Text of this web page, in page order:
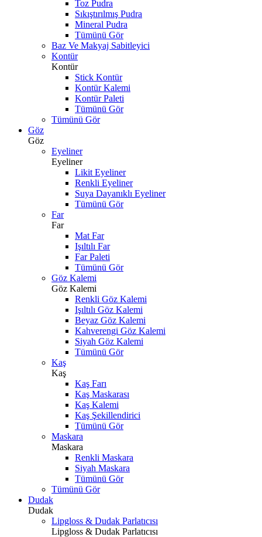
Toz Pudra
Sıkıştırılmış Pudra
Mineral Pudra
Tümünü Gör
Baz Ve Makyaj Sabitleyici
Kontür
Kontür
Stick Kontür
Kontür Kalemi
Kontür Paleti
Tümünü Gör
Tümünü Gör
Göz
Göz
Eyeliner
Eyeliner
Likit Eyeliner
Renkli Eyeliner
Suya Dayanıklı Eyeliner
Tümünü Gör
Far
Far
Mat Far
Işıltılı Far
Far Paleti
Tümünü Gör
Göz Kalemi
Göz Kalemi
Renkli Göz Kalemi
Işıltılı Göz Kalemi
Beyaz Göz Kalemi
Kahverengi Göz Kalemi
Siyah Göz Kalemi
Tümünü Gör
Kaş
Kaş
Kaş Farı
Kaş Maskarası
Kaş Kalemi
Kaş Şekillendirici
Tümünü Gör
Maskara
Maskara
Renkli Maskara
Siyah Maskara
Tümünü Gör
Tümünü Gör
Dudak
Dudak
Lipgloss & Dudak Parlatıcısı
Lipgloss & Dudak Parlatıcısı